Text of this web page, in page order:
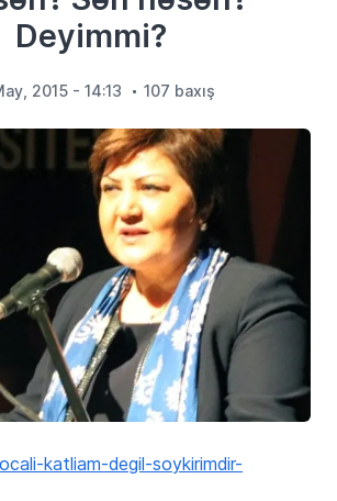
Deyimmi?
2015 - 14:13 107 baxış